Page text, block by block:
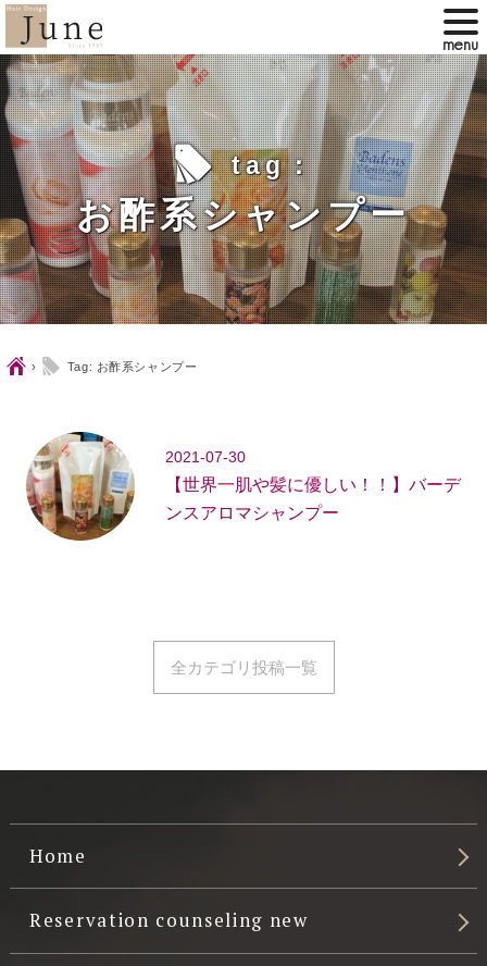
ltag：
お酢系シャンプー
Ç › l Tag: お酢系シャンプー
2021-07-30
【世界一肌や髪に優しい！！】バーデ
ンスアロマシャンプー
全カテゴリ投稿一覧
Home
Reservation counseling new